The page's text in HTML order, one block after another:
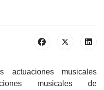
musicales
musicales de